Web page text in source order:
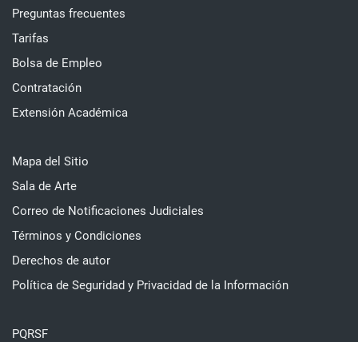
Preguntas frecuentes
Tarifas
Bolsa de Empleo
Contratación
Extensión Académica
Mapa del Sitio
Sala de Arte
Correo de Notificaciones Judiciales
Términos y Condiciones
Derechos de autor
Política de Seguridad y Privacidad de la Información
PQRSF